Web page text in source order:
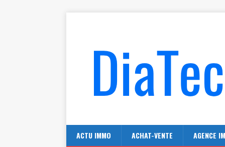
ACTU IMMO ACHAT-VENTE AGENCE